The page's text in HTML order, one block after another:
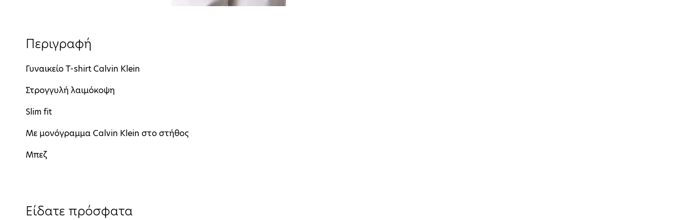
Περιγραφή
Γυναικείο T-shirt Calvin Klein
Στρογγυλή λαιμόκοψη
Slim fit
Mε μονόγραμμα Calvin Klein στο στήθος
Μπεζ
Είδατε πρόσφατα